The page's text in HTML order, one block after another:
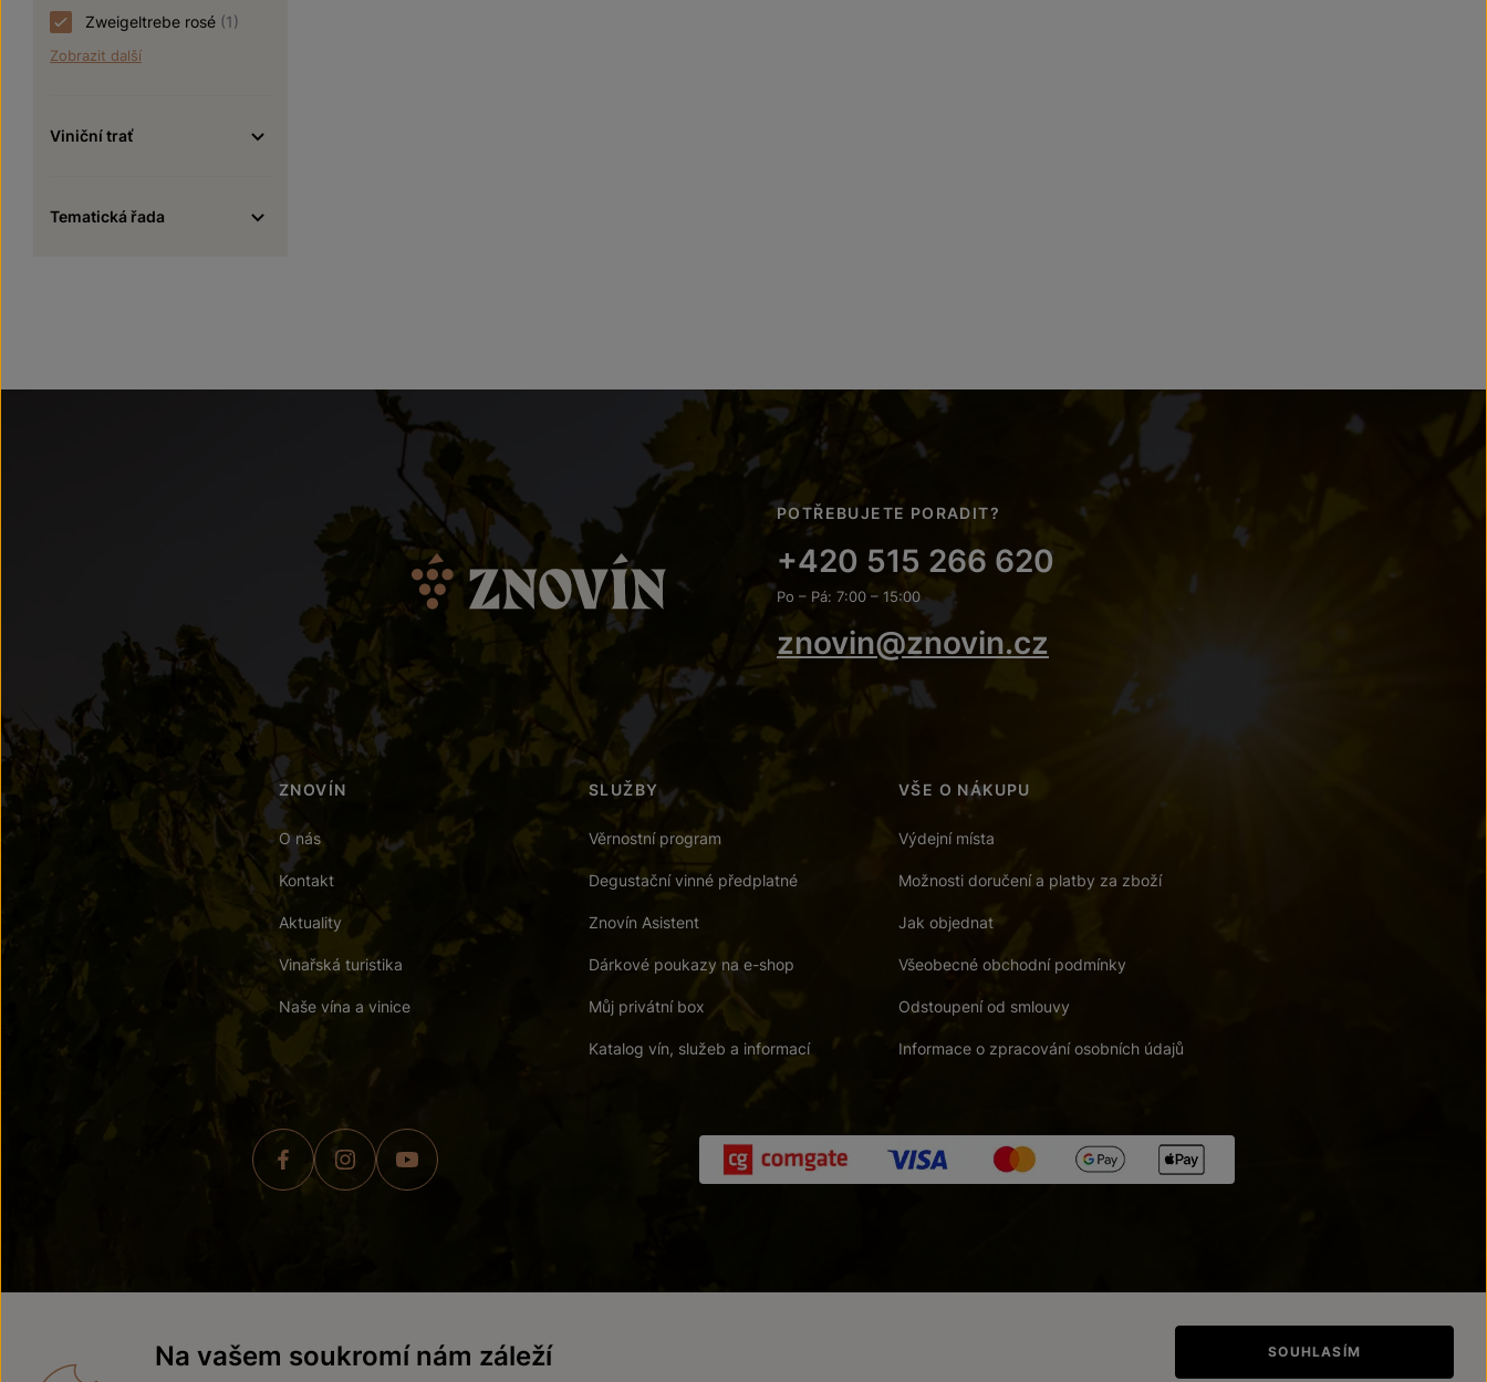
Zweigeltrebe rosé (1)
Zobrazit další
Viniční trať
Tematická řada
POTŘEBUJETE PORADIT?
+420 515 266 620
Po – Pá: 7:00 – 15:00
znovin@znovin.cz
ZNOVÍN
O nás
Kontakt
Aktuality
Vinařská turistika
Naše vína a vinice
SLUŽBY
Věrnostní program
Degustační vinné předplatné
Znovín Asistent
Dárkové poukazy na e-shop
Můj privátní box
Katalog vín, služeb a informací
VŠE O NÁKUPU
Výdejní místa
Možnosti doručení a platby za zboží
Jak objednat
Všeobecné obchodní podmínky
Odstoupení od smlouvy
Informace o zpracování osobních údajů
Zákaz prodeje alkoholických nápojů osobám mladším 18 let.
Na vašem soukromí nám záleží SOUHLASÍM